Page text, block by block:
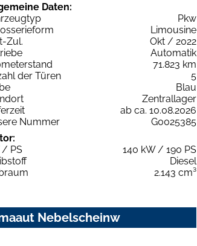
Daten:
Pkw
Limousine
Zul.
Okt / 2022
Automatik
71.823 km
der Türen
5
Blau
Zentrallager
ab ca. 10.08.2026
Nummer
G0025385
/ PS
140 kW / 190 PS
Diesel
2.143 cm³
Nebelscheinw